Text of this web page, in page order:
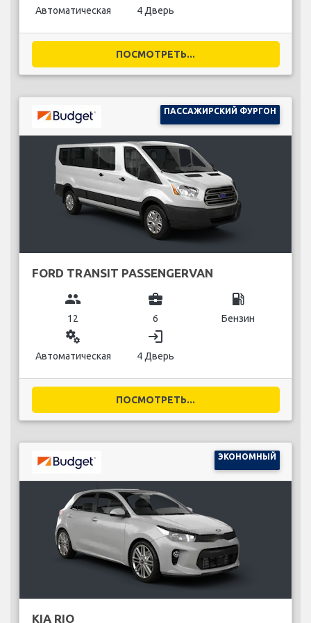
Автоматическая 4 Дверь
ПОСМОТРЕТЬ...
ПАССАЖИРСКИЙ ФУРГОН
FORD TRANSIT PASSENGERVAN
group
12
business_center
6
local_gas_station
Бензин
miscellaneous_services
Автоматическая
login
4 Дверь
ПОСМОТРЕТЬ...
ЭКОНОМНЫЙ
KIA RIO